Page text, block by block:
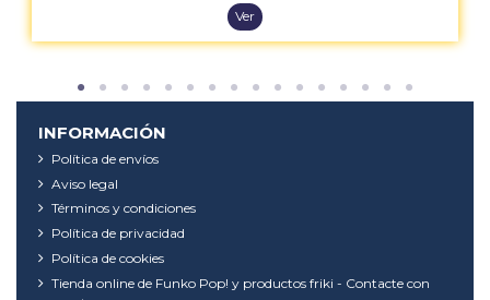
Ver
INFORMACIÓN
Política de envíos
Aviso legal
Términos y condiciones
Política de privacidad
Política de cookies
Tienda online de Funko Pop! y productos friki - Contacte con